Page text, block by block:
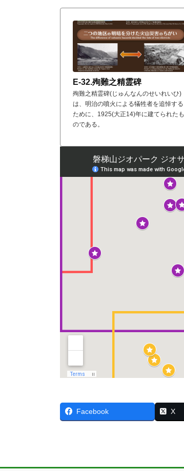
E-32.殉難之精霊碑
殉難之精霊碑(じゅんなんのせいれいひ)
は、明治の噴火による犠牲者を追悼する
ために、1925(大正14)年に建てられたも
のである。
Facebook X